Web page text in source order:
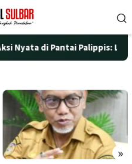
di Pantai Palippis:
»